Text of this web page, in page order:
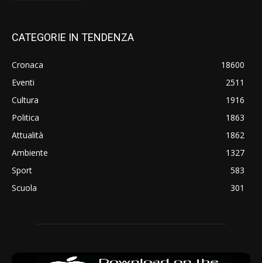
CATEGORIE IN TENDENZA
Cronaca
18600
Eventi
2511
Cultura
1916
Politica
1863
Attualità
1862
Ambiente
1327
Sport
583
Scuola
301